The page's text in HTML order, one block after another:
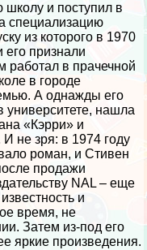
школу и поступил в
специализацию
из которого в 1970
его признали
работал в прачечной
в городе
А однажды его
университете, нашла
«Кэрри» и
И не зря: в 1974 году
роман, и Стивен
продажи
NAL – еще
и
время, не
Затем из-под его
яркие произведения.